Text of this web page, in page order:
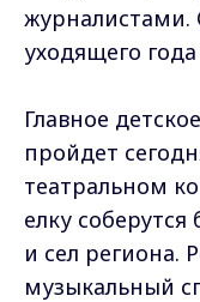
журналистами.
уходящего
Главное
пройдет
театральном
елку
и сел региона.
музыкальный